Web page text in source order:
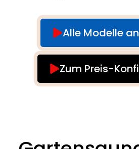
Alle Modelle
Zum Preis-